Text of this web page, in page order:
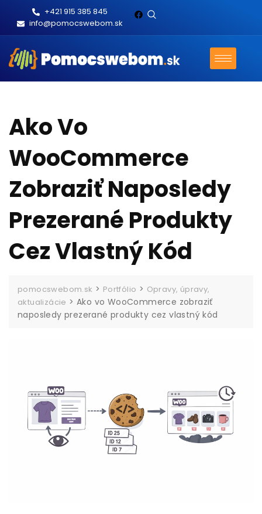
+421 915 385 845
info@pomocswebom.sk
Ako Vo
WooCommerce
Zobraziť Naposledy
Prezerané Produkty
Cez Vlastný Kód
pomocswebom.sk > Portfólio > Opravy, úpravy,
aktualizácie >Ako vo WooCommerce zobraziť
naposledy prezerané produkty cez vlastný kód